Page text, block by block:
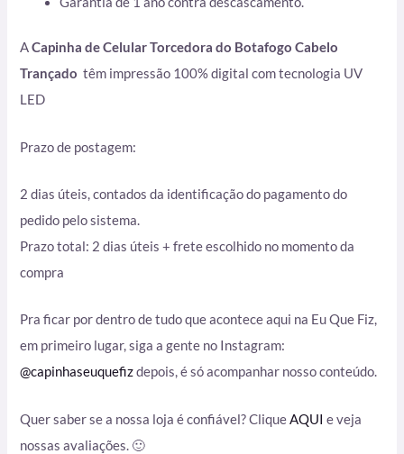
ACapinha de Celular Torcedora do Botafogo Cabelo
Trançado têm impressão 100% digital com tecnologia UV
LED
Prazo de postagem:
2 dias úteis, contados da identificação do pagamento do
pedido pelo sistema.
Prazo total: 2 dias úteis + frete escolhido no momento da
compra
Pra ficar por dentro de tudo que acontece aqui na Eu Que Fiz,
em primeiro lugar, siga a gente no Instagram:
@capinhaseuquefizdepois, é só acompanhar nosso conteúdo.
Quer saber se a nossa loja é confiável? CliqueAQUI e veja
nossas avaliações. 🙂